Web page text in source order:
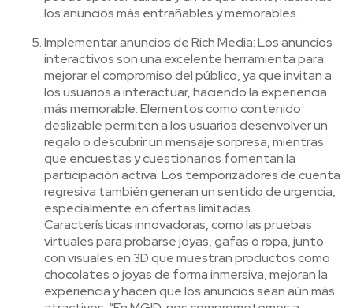
los anuncios más entrañables y memorables.
Implementar anuncios de Rich Media: Los anuncios
interactivos son una excelente herramienta para
mejorar el compromiso del público, ya que invitan a
los usuarios a interactuar, haciendo la experiencia
más memorable. Elementos como contenido
deslizable permiten a los usuarios desenvolver un
regalo o descubrir un mensaje sorpresa, mientras
que encuestas y cuestionarios fomentan la
participación activa. Los temporizadores de cuenta
regresiva también generan un sentido de urgencia,
especialmente en ofertas limitadas.
Características innovadoras, como las pruebas
virtuales para probarse joyas, gafas o ropa, junto
con visuales en 3D que muestran productos como
chocolates o joyas de forma inmersiva, mejoran la
experiencia y hacen que los anuncios sean aún más